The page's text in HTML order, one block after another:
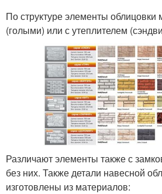
По структуре элементы
(голыми) или с утеплителем
Различают элементы также с
без них. Также детали навесной
изготовлены из материалов: